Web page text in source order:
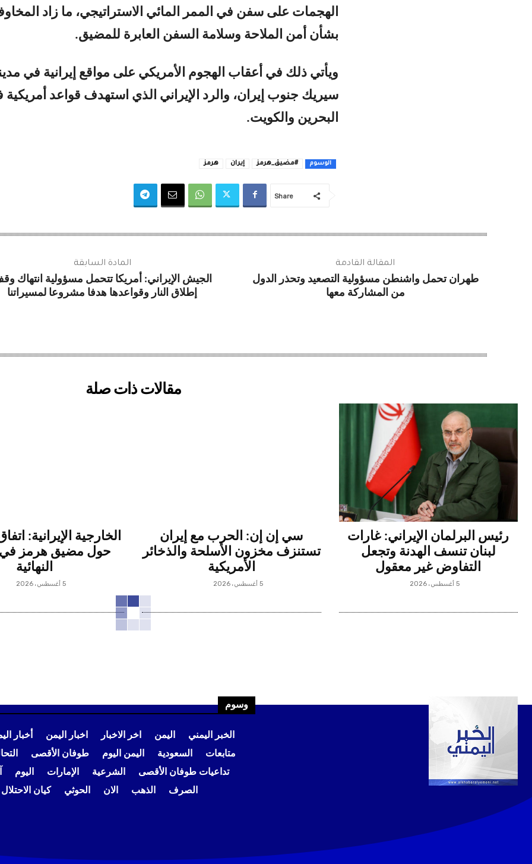
الهجمات على سفن في الممر المائي الاستراتيجي، ما زاد
بشأن أمن الملاحة وسلامة السفن العابرة للمضيق.
ويأتي ذلك في أعقاب الهجوم الأمريكي على مواقع إيرانية في
سيريك جنوب إيران، والرد الإيراني الذي استهدف قواعد
البحرين والكويت.
الوسوم #مضيق_هرمز إيران هرمز
Share
المادة السابقة
الجيش الإيراني: أمريكا تتحمل مسؤولية انتهاك
إطلاق النار وقواعدها هدفا مشروعا لمسيراتنا
المقالة القادمة
طهران تحمل واشنطن مسؤولية التصعيد وتحذر الدول
من المشاركة معها
مقالات ذات صلة
رئيس البرلمان الإيراني: غارات
لبنان تنسف الهدنة وتجعل
التفاوض غير معقول
5 أغسطس، 2026
سي إن إن: الحرب مع إيران
تستنزف مخزون الأسلحة والذخائر
الأمريكية
5 أغسطس، 2026
الخارجية الإيرانية:
حول مضيق هرمز في
النهائية
5 أغسطس، 2026
وسوم
الخبر اليمني اليمن اخر الاخبار اخبار اليمن أخبار
متابعات
السعودية اليمن اليوم طوفان الأقصى
تداعيات طوفان الأقصى
الشرعية الإمارات اليوم
الصرف
الذهب الان الحوثي كيان الاحتلال